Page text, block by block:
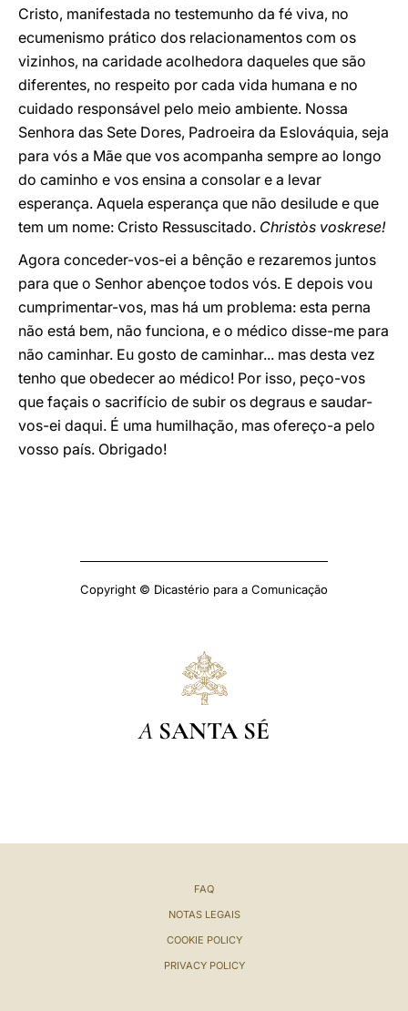
Cristo, manifestada no testemunho da fé viva, no
ecumenismo prático dos relacionamentos com os
vizinhos, na caridade acolhedora daqueles que são
diferentes, no respeito por cada vida humana e no
cuidado responsável pelo meio ambiente. Nossa
Senhora das Sete Dores, Padroeira da Eslováquia, seja
para vós a Mãe que vos acompanha sempre ao longo
do caminho e vos ensina a consolar e a levar
esperança. Aquela esperança que não desilude e que
tem um nome: Cristo Ressuscitado. Christòs voskrese!
Agora conceder-vos-ei a bênção e rezaremos juntos
para que o Senhor abençoe todos vós. E depois vou
cumprimentar-vos, mas há um problema: esta perna
não está bem, não funciona, e o médico disse-me para
não caminhar. Eu gosto de caminhar... mas desta vez
tenho que obedecer ao médico! Por isso, peço-vos
que façais o sacrifício de subir os degraus e saudar-
vos-ei daqui. É uma humilhação, mas ofereço-a pelo
vosso país. Obrigado!
Copyright © Dicastério para a Comunicação
A SANTA SÉ
FAQ
NOTAS LEGAIS
COOKIE POLICY
PRIVACY POLICY